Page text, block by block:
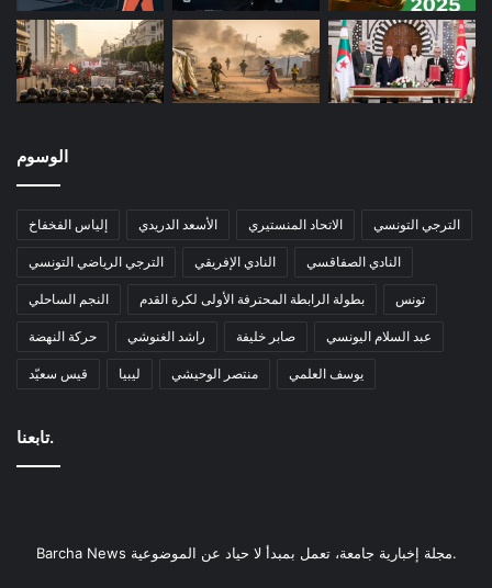
الوسوم
إلياس الفخفاخ الأسعد الدريدي الاتحاد المنستيري الترجي التونسي
الترجي الرياضي التونسي النادي الإفريقي النادي الصفاقسي
النجم الساحلي بطولة الرابطة المحترفة الأولى لكرة القدم تونس
حركة النهضة راشد الغنوشي صابر خليفة عبد السلام اليونسي
قيس سعيّد ليبيا منتصر الوحيشي يوسف العلمي
تابعنا.
Barcha News مجلة إخبارية جامعة، تعمل بمبدأ لا حياد عن الموضوعية.